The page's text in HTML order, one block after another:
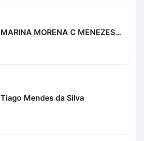
MARINA MORENA C MENEZES LIMA
Tiago Mendes da Silva